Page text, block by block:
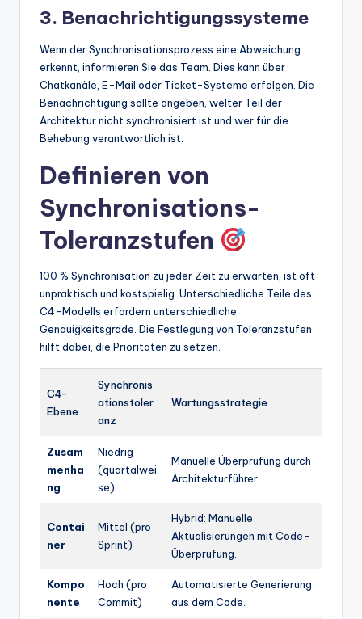
3. Benachrichtigungssysteme
Wenn der Synchronisationsprozess eine Abweichung
erkennt, informieren Sie das Team. Dies kann über
Chatkanäle, E-Mail oder Ticket-Systeme erfolgen. Die
Benachrichtigung sollte angeben, welter Teil der
Architektur nicht synchronisiert ist und wer für die
Behebung verantwortlich ist.
Definieren von
Synchronisations-
Toleranzstufen
100 % Synchronisation zu jeder Zeit zu erwarten, ist oft
unpraktisch und kostspielig. Unterschiedliche Teile des
C4-Modells erfordern unterschiedliche
Genauigkeitsgrade. Die Festlegung von Toleranzstufen
hilft dabei, die Prioritäten zu setzen.
C4-
Ebene
Synchronis
ationstoler
anz
Wartungsstrategie
Zusam
menha
ng
Niedrig
(quartalwei
se)
Manuelle Überprüfung durch
Architekturführer.
Contai
ner
Mittel (pro
Sprint)
Hybrid: Manuelle
Aktualisierungen mit Code-
Überprüfung.
Kompo
nente
Hoch (pro
Commit)
Automatisierte Generierung
aus dem Code.